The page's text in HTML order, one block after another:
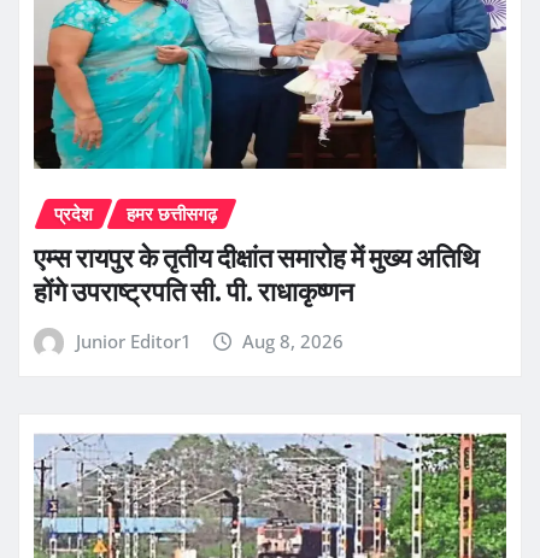
प्रदेश हमर छत्तीसगढ़
एम्स रायपुर के तृतीय दीक्षांत समारोह में मुख्य अतिथि
होंगे उपराष्ट्रपति सी. पी. राधाकृष्णन
Junior Editor1 Aug 8, 2026